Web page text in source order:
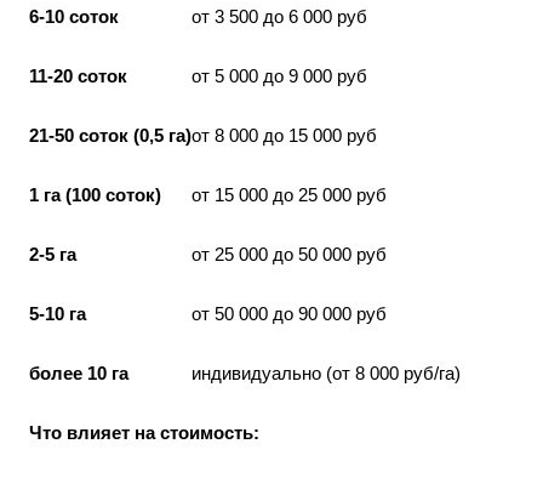
6-10 соток от 3 500 до 6 000 руб
11-20 соток от 5 000 до 9 000 руб
21-50 соток (0,5 га)от 8 000 до 15 000 руб
1 га (100 соток) от 15 000 до 25 000 руб
2-5 га от 25 000 до 50 000 руб
5-10 га от 50 000 до 90 000 руб
более 10 га индивидуально (от 8 000 руб/га)
Что влияет на стоимость: